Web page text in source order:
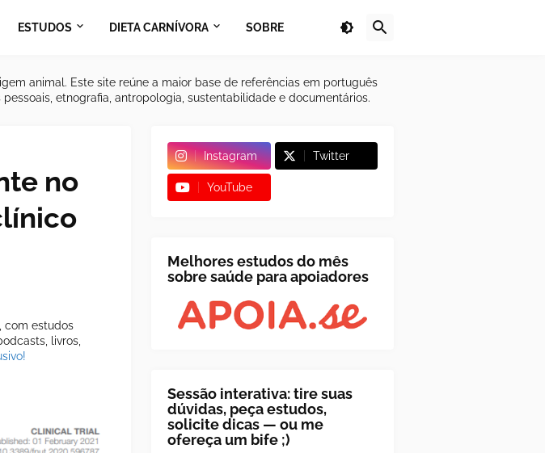
ESTUDOS DIETA CARNÍVORA SOBRE
animal. Este site reúne a maior base de referências em português
etnografia, antropologia, sustentabilidade e documentários.
no
com estudos
livros,
Instagram Twitter
YouTube
Melhores estudos do mês
sobre saúde para apoiadores
Sessão interativa: tire suas
dúvidas, peça estudos,
solicite dicas — ou me
ofereça um bife ;)